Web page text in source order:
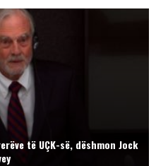
të UÇK-së, dëshmon Jock